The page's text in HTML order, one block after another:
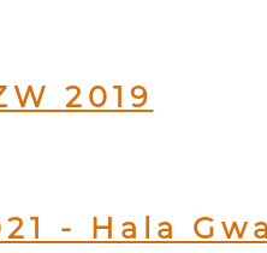
2019
- Hala